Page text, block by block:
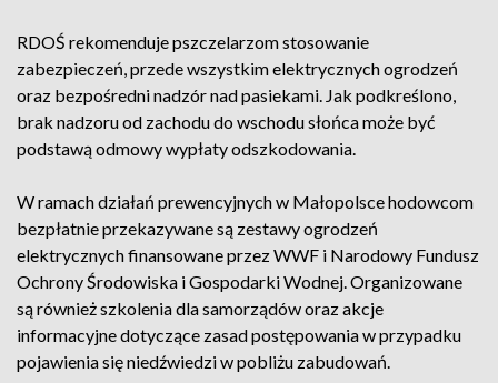
RDOŚ rekomenduje pszczelarzom stosowanie
zabezpieczeń, przede wszystkim elektrycznych ogrodzeń
oraz bezpośredni nadzór nad pasiekami. Jak podkreślono,
brak nadzoru od zachodu do wschodu słońca może być
podstawą odmowy wypłaty odszkodowania.
W ramach działań prewencyjnych w Małopolsce hodowcom
bezpłatnie przekazywane są zestawy ogrodzeń
elektrycznych finansowane przez WWF i Narodowy Fundusz
Ochrony Środowiska i Gospodarki Wodnej. Organizowane
są również szkolenia dla samorządów oraz akcje
informacyjne dotyczące zasad postępowania w przypadku
pojawienia się niedźwiedzi w pobliżu zabudowań.